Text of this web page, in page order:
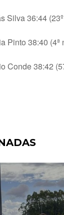
Silva 36:44
Pinto 38:40 (4ª
Conde 38:42